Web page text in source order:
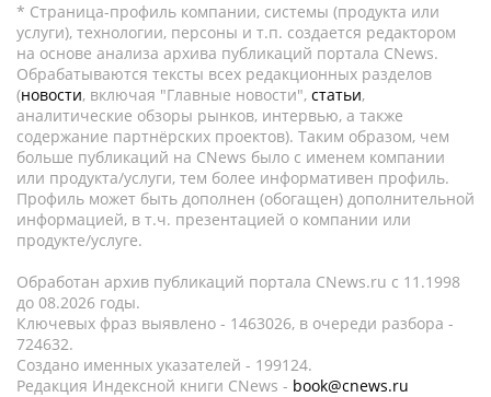
* Страница-профиль компании, системы (продукта или
услуги), технологии, персоны и т.п. создается редактором
на основе анализа архива публикаций портала CNews.
Обрабатываются тексты всех редакционных разделов
(новости, включая "Главные новости", статьи,
аналитические обзоры рынков, интервью, а также
содержание партнёрских проектов). Таким образом, чем
больше публикаций на CNews было с именем компании
или продукта/услуги, тем более информативен профиль.
Профиль может быть дополнен (обогащен) дополнительной
информацией, в т.ч. презентацией о компании или
продукте/услуге.
Обработан архив публикаций портала CNews.ru c 11.1998
до 08.2026 годы.
Ключевых фраз выявлено - 1463026, в очереди разбора -
724632.
Создано именных указателей - 199124.
Редакция Индексной книги CNews - book@cnews.ru